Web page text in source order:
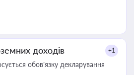
доходів +1
обов’язку декларування